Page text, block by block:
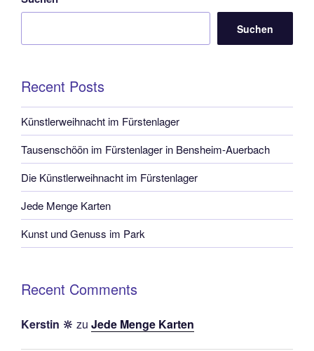
Suchen
Recent Posts
Künstlerweihnacht im Fürstenlager
Tausenschöön im Fürstenlager in Bensheim-Auerbach
Die Künstlerweihnacht im Fürstenlager
Jede Menge Karten
Kunst und Genuss im Park
Recent Comments
Kerstin 🔆 zu Jede Menge Karten